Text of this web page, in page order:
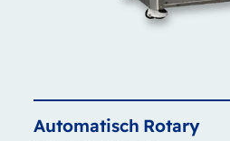
Automatisch Rotary